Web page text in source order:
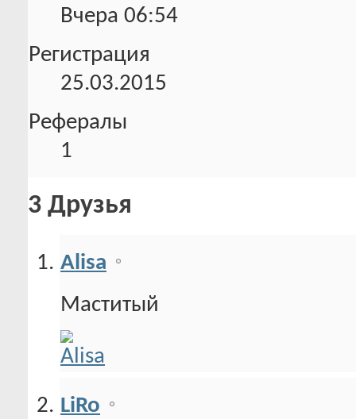
Вчера 06:54
Регистрация
25.03.2015
Рефералы
1
3 Друзья
Alisa
Маститый
LiRo